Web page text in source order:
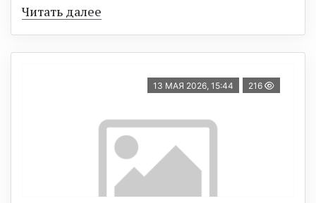
Читать далее
13 МАЯ 2026, 15:44 216